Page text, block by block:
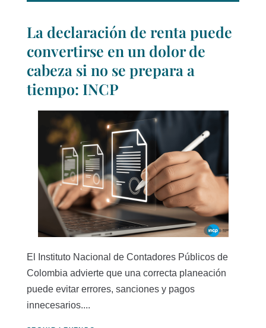
La declaración de renta puede
convertirse en un dolor de
cabeza si no se prepara a
tiempo: INCP
El Instituto Nacional de Contadores Públicos de
Colombia advierte que una correcta planeación
puede evitar errores, sanciones y pagos
innecesarios....